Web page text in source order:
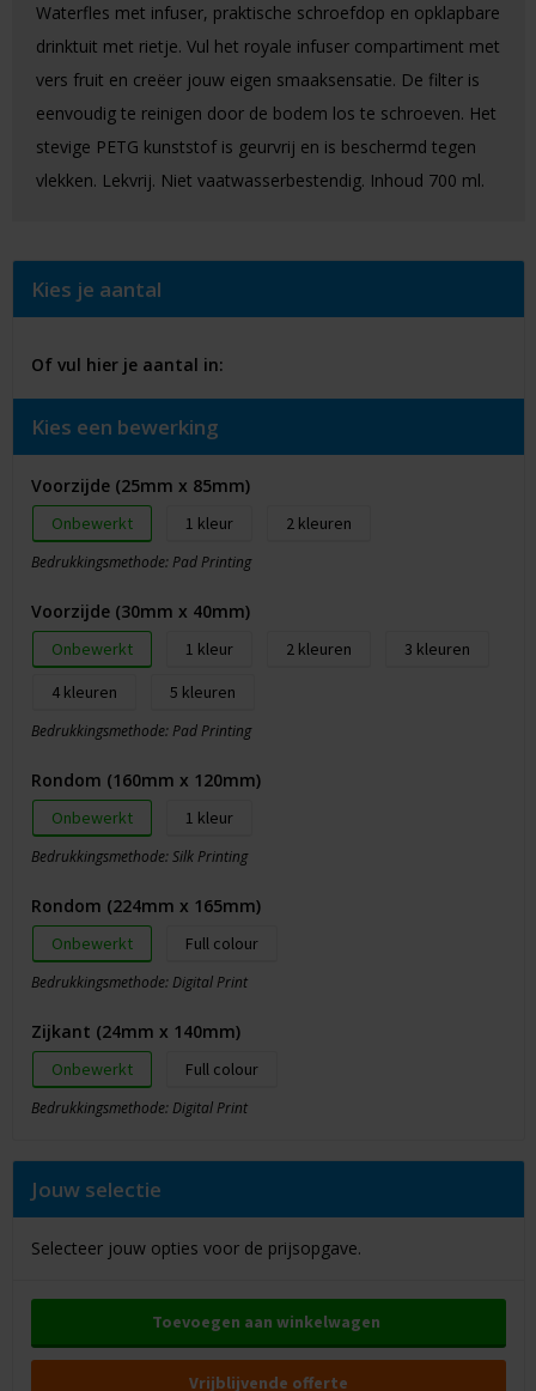
Waterfles met infuser, praktische schroefdop en opklapbare
drinktuit met rietje. Vul het royale infuser compartiment met
vers fruit en creëer jouw eigen smaaksensatie. De filter is
eenvoudig te reinigen door de bodem los te schroeven. Het
stevige PETG kunststof is geurvrij en is beschermd tegen
vlekken. Lekvrij. Niet vaatwasserbestendig. Inhoud 700 ml.
Kies je aantal
Of vul hier je aantal in:
Kies een bewerking
Voorzijde (25mm x 85mm)
Onbewerkt 1 2
Bedrukkingsmethode: Pad Printing
Voorzijde (30mm x 40mm)
Onbewerkt 1 2
3
4
5
Bedrukkingsmethode: Pad Printing
Rondom (160mm x 120mm)
Onbewerkt 1
Bedrukkingsmethode: Silk Printing
Rondom (224mm x 165mm)
Onbewerkt Full colour
Bedrukkingsmethode: Digital Print
Zijkant (24mm x 140mm)
Onbewerkt Full colour
Bedrukkingsmethode: Digital Print
Jouw selectie
Selecteer jouw opties voor de prijsopgave.
Toevoegen aan winkelwagen
Vrijblijvende offerte